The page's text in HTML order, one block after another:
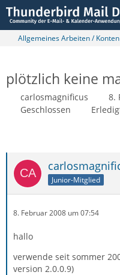
Allgemeines Arbeiten /
plötzlich keine
carlosmagnificus
8.
Geschlossen
Junior-Mitglied
8. Februar 2008 um 07:54
hallo
verwende seit sommer
version 2.0.0.9)